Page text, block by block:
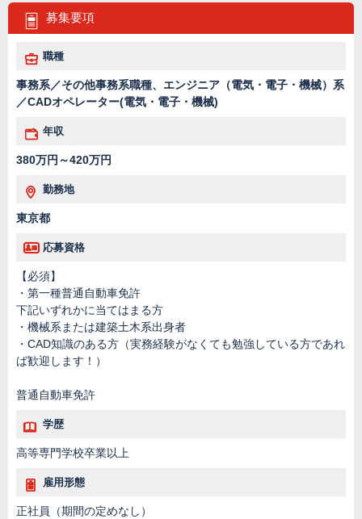
募集要項
職種
事務系／その他事務系職種、エンジニア（電気・電子・機械）系
／CADオペレーター(電気・電子・機械)
年収
380万円～420万円
勤務地
東京都
応募資格
【必須】
・第一種普通自動車免許
下記いずれかに当てはまる方
・機械系または建築土木系出身者
・CAD知識のある方（実務経験がなくても勉強している方であれ
ば歓迎します！）
普通自動車免許
学歴
高等専門学校卒業以上
雇用形態
正社員（期間の定めなし）